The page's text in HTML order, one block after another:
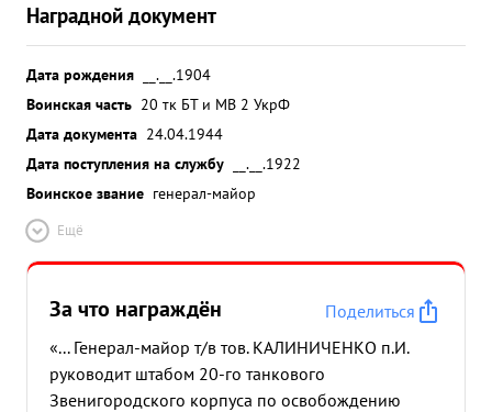
Наградной документ
Дата рождения
__.__.1904
Воинская часть 20 тк БТ и МВ 2 УкрФ
Дата документа 24.04.1944
Дата поступления на службу
__.__.1922
Воинское звание генерал-майор
Ещё
За что награждён
Поделиться
«... Генерал-майор т/в тов. КАЛИНИЧЕНКО п.И.
руководит штабом 20-го танкового
Звенигородского корпуса по освобождению